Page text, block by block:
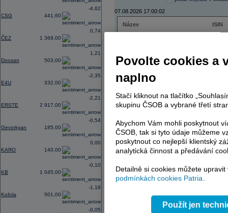
CSG 441,60
-4,62
ČEZ 1 369,00
0,74
Doosan 503,00
1,21
E4U 332,00
-2,35
ERSTE 2 917,00
-2,21
Gevorkyan 185,00
-0,54
KARO 140,00
0,00
KB 1 045,00
-0,10
Kofola 501,00
-1,18
-0,05
07.08.2026 17:00:02
Název
ISIN
TMR
AD index - vývoj
Region Odeslat
Povolte cookies a
naplno
Stačí kliknout na tlačítko
skupinu ČSOB a vybrané třetí
Abychom Vám mohli poskytnout
ČSOB, tak si tyto údaje můžeme
poskytnout co nejlepší klientský
analytická činnost a předávání
Detailně si cookies můžete
podmínkách cookies Patria.
Použít jen